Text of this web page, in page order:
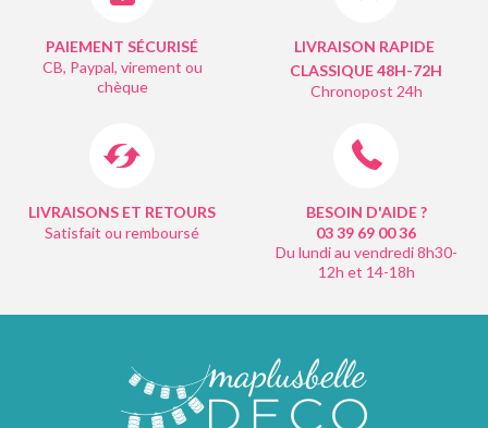
PAIEMENT SÉCURISÉ
CB, Paypal, virement ou
chèque
LIVRAISON RAPIDE
CLASSIQUE 48H-72H
Chronopost 24h
LIVRAISONS ET RETOURS
Satisfait ou remboursé
BESOIN D'AIDE ?
03 39 69 0036
Du lundi au vendredi 8h30-
12h et 14-18h